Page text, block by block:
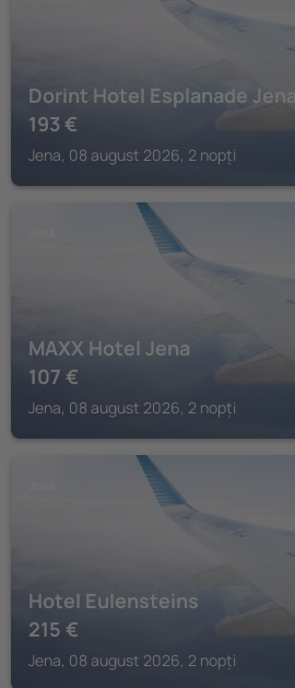
Dorint Hotel Esplanade Jena
193 €
Jena, 08 august 2026, 2 nopți
MAXX Hotel Jena
107 €
Jena, 08 august 2026, 2 nopți
Hotel Eulensteins
215 €
Jena, 08 august 2026, 2 nopți